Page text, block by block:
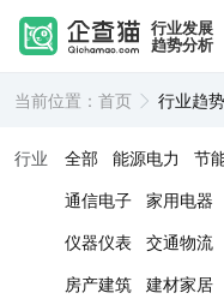
行业发展
趋势分析
当前位置： 首页 行业趋
行业 全部 能源电力 节
通信电子 家用电器
仪器仪表
交通物流
房产建筑 建材家居